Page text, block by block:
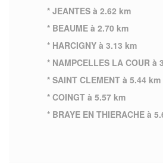
* JEANTES à 2.62 km
* BEAUME à 2.70 km
* HARCIGNY à 3.13 km
* NAMPCELLES LA COUR à
* SAINT CLEMENT à 5.44 km
* COINGT à 5.57 km
* BRAYE EN THIERACHE à